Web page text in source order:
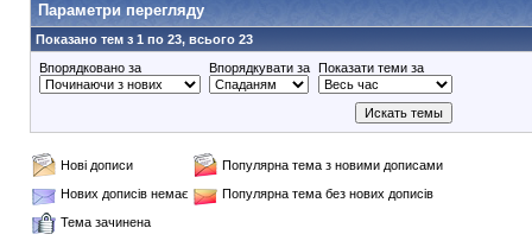
Параметри перегляду
Показано тем з 1 по 23, всього 23
Впорядковано за
Впорядкувати за Показати теми за
Нові дописи
Популярна тема з новими дописами
Нових дописів немає
Популярна тема без нових дописів
Тема зачинена